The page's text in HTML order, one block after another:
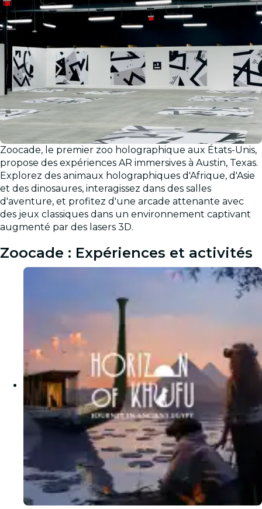
Zoocade, le premier zoo holographique aux États-Unis,
propose des expériences AR immersives à Austin, Texas.
Explorez des animaux holographiques d'Afrique, d'Asie
et des dinosaures, interagissez dans des salles
d'aventure, et profitez d'une arcade attenante avec
des jeux classiques dans un environnement captivant
augmenté par des lasers 3D.
Zoocade : Expériences et activités